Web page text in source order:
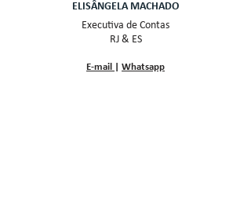
ELISÂNGELA MACHADO
Executiva de Contas
RJ & ES
E-mail Whatsapp